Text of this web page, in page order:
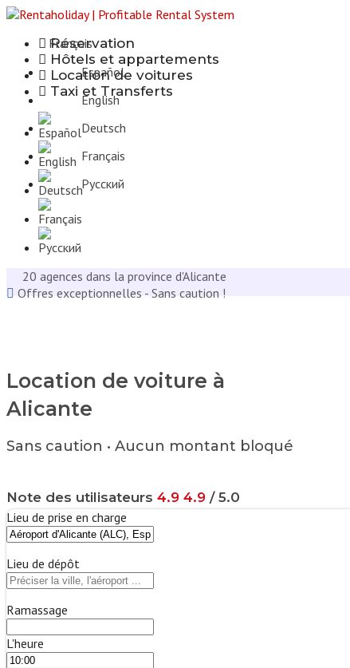
Français
Español
English
Deutsch
Français
Русcкий
Réservation
Hôtels et appartements
Location de voitures
Taxi et Transferts
20 agences dans la province d'Alicante
Offres exceptionnelles - Sans caution !
Location de voiture à
Alicante
Sans caution • Aucun montant bloqué
Note des utilisateurs 4.9 4.9 / 5.0
Lieu de prise en charge
Lieu de dépôt
Ramassage
L'heure